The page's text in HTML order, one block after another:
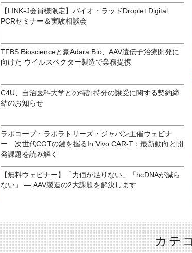
【LINK-J会員様限定】バイオ・ラッドDroplet Digital
PCRセミナー＆実験相談会
TFBS Bioscienceと豪Adara Bio、AAV遺伝子治療開発に
向けた ウイルスベクター製造で業務提携
C4U、自治医科大学との特許持分の譲受に関する契約締
結のお知らせ
ラボコープ・ラボラトリーズ・ジャパン主催ウェビナ
ー 次世代CGTの鍵を握るIn Vivo CAR-T：最新動向と開
発課題を読み解く
【無料ウェビナー】「力価が足りない」「hcDNAが減ら
ない」 ― AAV製造の2大課題を解決します
カテ